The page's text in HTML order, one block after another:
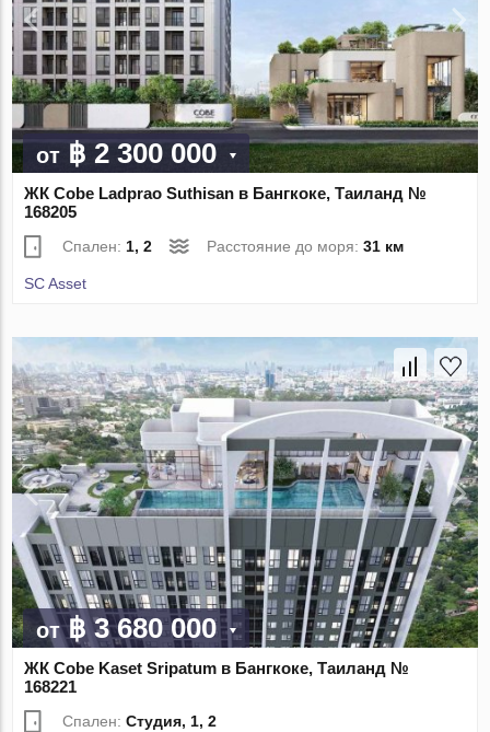
от฿ 2 300 000
ЖК Cobe Ladprao Suthisan в Бангкоке, Таиланд №
168205
Спален:1, 2 Расстояние до моря:31 км
SC Asset
от฿ 3 680 000
ЖК Cobe Kaset Sripatum в Бангкоке, Таиланд №
168221
Спален:Студия, 1, 2